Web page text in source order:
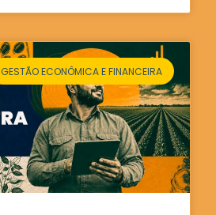
GESTÃO ECONÔMICA E FINANCEIRA